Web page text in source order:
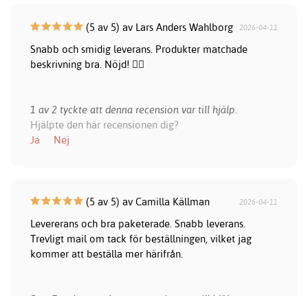
(5 av 5) av Lars Anders Wahlborg 2026-04-11
Snabb och smidig leverans. Produkter matchade
beskrivning bra. Nöjd! 👍🏻
1 av 2 tyckte att denna recension var till hjälp.
Hjälpte den här recensionen dig?
Ja
Nej
(5 av 5) av Camilla Källman 2026-04-11
Levererans och bra paketerade. Snabb leverans.
Trevligt mail om tack för beställningen, vilket jag
kommer att beställa mer härifrån.